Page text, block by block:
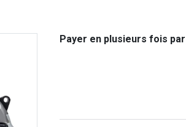
Payer en plusieurs fois